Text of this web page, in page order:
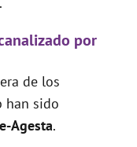
por
de los
han sido
Agesta.